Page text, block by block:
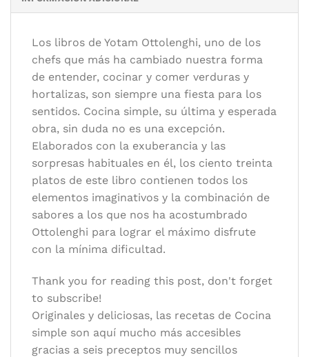
Formato:21 x 28 cm.
Idioma:Español
Los libros de Yotam Ottolenghi, uno de los
chefs que más ha cambiado nuestra forma
de entender, cocinar y comer verduras y
hortalizas, son siempre una fiesta para los
sentidos. Cocina simple, su última y esperada
obra, sin duda no es una excepción.
Elaborados con la exuberancia y las
sorpresas habituales en él, los ciento treinta
platos de este libro contienen todos los
elementos imaginativos y la combinación de
sabores a los que nos ha acostumbrado
Ottolenghi para lograr el máximo disfrute
con la mínima dificultad.
Thank you for reading this post, don't forget
to subscribe!
Originales y deliciosas, las recetas de Cocina
simple son aquí mucho más accesibles
gracias a seis preceptos muy sencillos